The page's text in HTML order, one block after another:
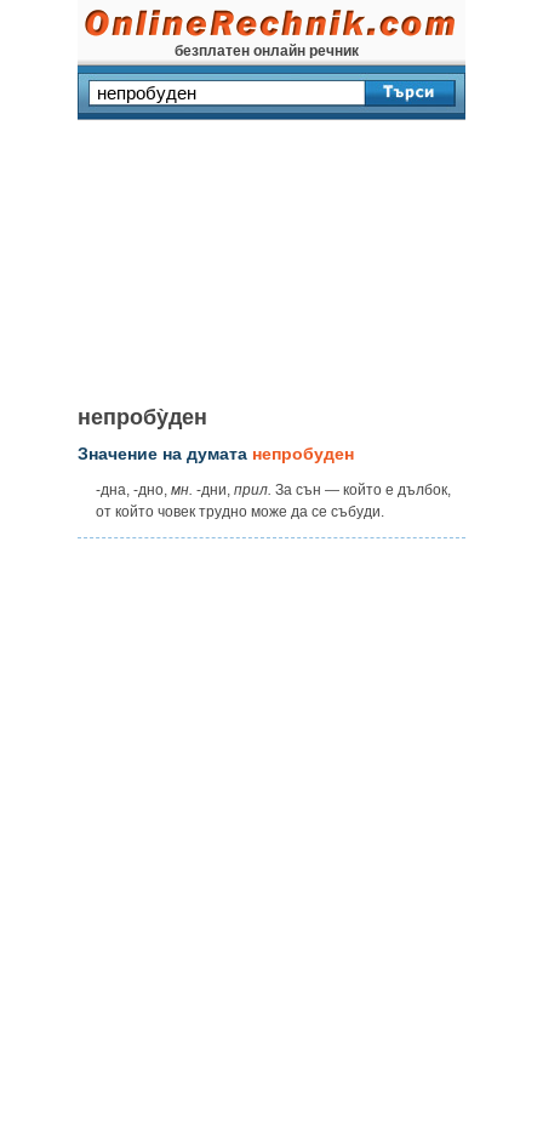
безплатен онлайн речник
непробу̀ден
Значение на думата непробуден
-дна, -дно, мн. -дни, прил. За сън — който е дълбок,
от който човек трудно може да се събуди.